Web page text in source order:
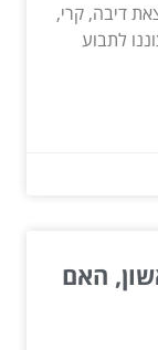
דיבה, קרי,
לתבוע
האם